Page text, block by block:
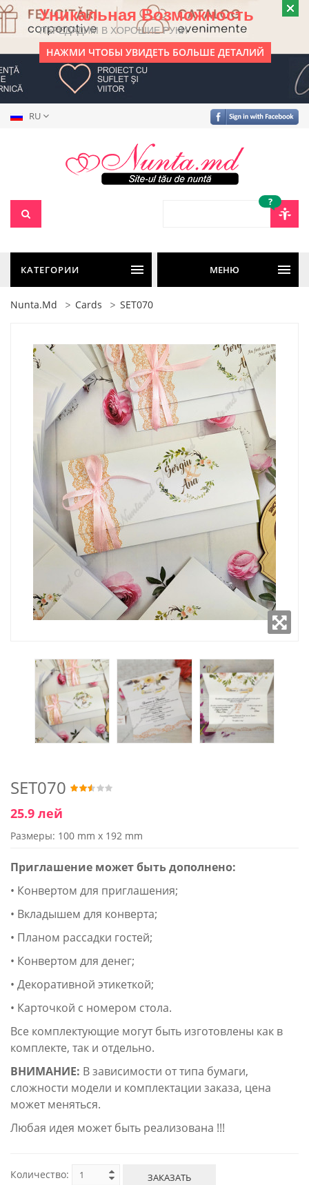
Уникальная Возможность
ПЕРЕДАДИМ В ХОРОШИЕ РУКИ
НАЖМИ ЧТОБЫ УВИДЕТЬ БОЛЬШЕ ДЕТАЛИЙ
RU
?
КАТЕГОРИИ МЕНЮ
Nunta.md Cards SET070
SET070
25.9 лей
Размеры: 100 mm x 192 mm
Приглашение может быть дополнено:
• Конвертом для приглашения;
• Вкладышем для конверта;
• Планом рассадки гостей;
• Конвертом для денег;
• Декоративной этикеткой;
• Карточкой с номером стола.
Все комплектующие могут быть изготовлены как в
комплекте, так и отдельно.
ВНИМАНИЕ: В зависимости от типа бумаги,
сложности модели и комплектации заказа, цена
может меняться.
Любая идея может быть реализована !!!
Количество: ЗАКАЗАТЬ